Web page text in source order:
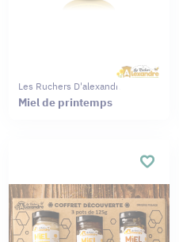
Les Ruchers D'alexandre
Miel de printemps